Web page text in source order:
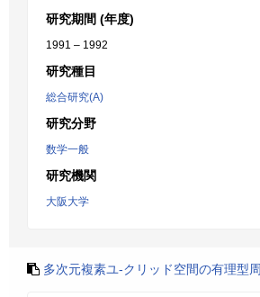
研究期間 (年度)
1991 – 1992
研究種目
総合研究(A)
研究分野
数学一般
研究機関
大阪大学
多次元複素ユ-クリッド空間の有理型